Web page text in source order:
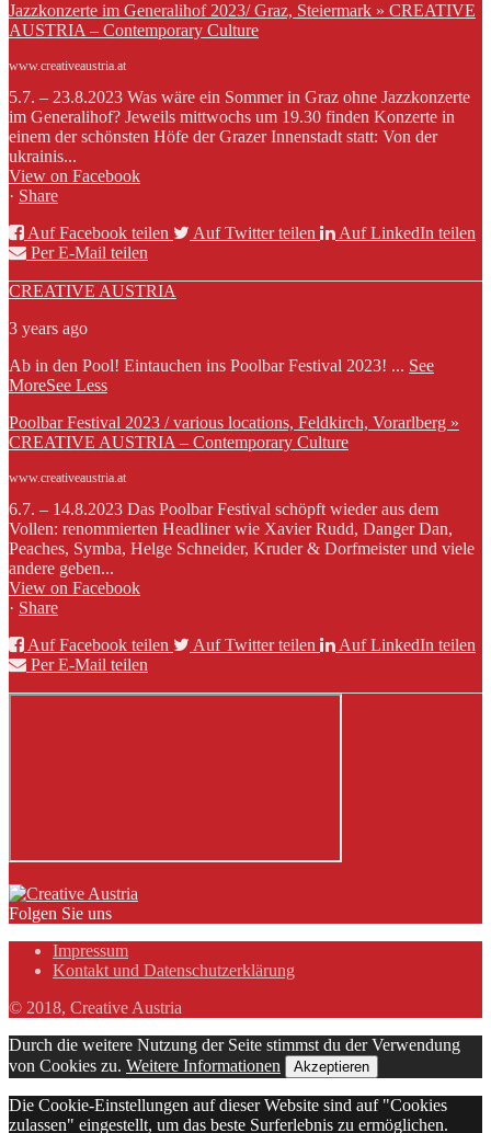
Jazzkonzerte im Generalihof 2023/ Graz, Steiermark » CREATIVE
AUSTRIA – Contemporary Culture
www.creativeaustria.at
5.7. – 23.8.2023 Was wäre ein Sommer in Graz ohne Jazzkonzerte
im Generalihof? Jeweils mittwochs um 19.30 finden Konzerte in
einem der schönsten Höfe der Grazer Innenstadt statt: Von der
ukrainis...
View on Facebook
· Share
Auf Facebook teilen
Auf Twitter teilen
Auf LinkedIn teilen
Per E-Mail teilen
CREATIVE AUSTRIA
3 years ago
Ab in den Pool! Eintauchen ins Poolbar Festival 2023! ... See
MoreSee Less
Poolbar Festival 2023 / various locations, Feldkirch, Vorarlberg »
CREATIVE AUSTRIA – Contemporary Culture
www.creativeaustria.at
6.7. – 14.8.2023 Das Poolbar Festival schöpft wieder aus dem
Vollen: renommierten Headliner wie Xavier Rudd, Danger Dan,
Peaches, Symba, Helge Schneider, Kruder & Dorfmeister und viele
andere geben...
View on Facebook
· Share
Auf Facebook teilen
Auf Twitter teilen
Auf LinkedIn teilen
Per E-Mail teilen
Folgen Sie uns
Impressum
Kontakt und Datenschutzerklärung
© 2018, Creative Austria
Durch die weitere Nutzung der Seite stimmst du der Verwendung
von Cookies zu. Weitere Informationen Akzeptieren
Die Cookie-Einstellungen auf dieser Website sind auf "Cookies
zulassen" eingestellt, um das beste Surferlebnis zu ermöglichen.